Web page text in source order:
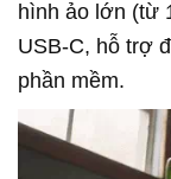
hình ảo lớn (từ
USB-C, hỗ trợ
phần mềm.